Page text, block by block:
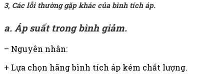
3, Các lỗi thường gặp khác của bình tích áp.
a. Áp suất trong bình giảm.
– Nguyên nhân:
+ Lựa chọn hãng bình tích áp kém chất lượng.